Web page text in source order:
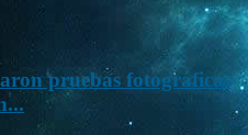
pruebas fotográficas